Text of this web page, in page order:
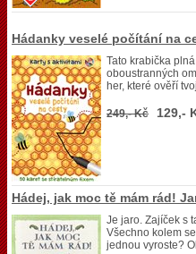
Hádanky veselé počítání na
Tato krabička
oboustranných
her, které ověří
249,- Kč 129,-
Hádej, jak moc tě mám rád!
Je jaro. Zajíček s
Všechno kolem
jednou vyroste?